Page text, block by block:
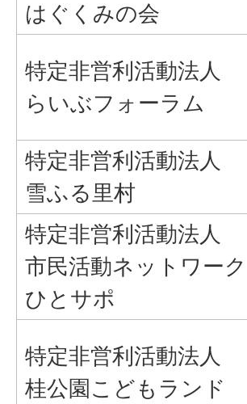
はぐくみの会
特定非営利活動法人
らいぶフォーラム
特定非営利活動法人
雪ふる里村
特定非営利活動法人
市民活動ネットワーク
ひとサポ
特定非営利活動法人
桂公園こどもランド